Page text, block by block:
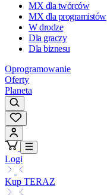
MX dla twórców
MX dla programistów
W drodze
Dla graczy
Dla biznesu
Oprogramowanie
Oferty
Planeta
Logi
Kup TERAZ